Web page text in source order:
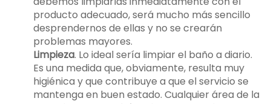
producto adecuado, será mucho más sencillo
desprendernos de ellas y no se crearán
problemas mayores.
Limpieza. Lo ideal sería limpiar el baño a diario.
Es una medida que, obviamente, resulta muy
higiénica y que contribuye a que el servicio se
mantenga en buen estado. Cualquier área de la